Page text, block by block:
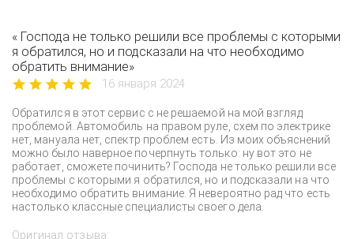
« Господа не только решили все проблемы с которыми
я обратился, но и подсказали на что необходимо
обратить внимание»
16 января 2024
Обратился в этот сервис с не решаемой на мой взгляд
проблемой. Автомобиль на правом руле, схем по электрике
нет, мануала нет, спектр проблем есть. Из моих объяснений
можно было наверное почерпнуть только: ну вот это не
работает, сможете починить? Господа не только решили все
проблемы с которыми я обратился, но и подсказали на что
необходимо обратить внимание. Я невероятно рад что есть
настолько классные специалисты своего дела.
Оригинал отзыва: